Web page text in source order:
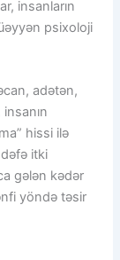
insanların
psixoloji
adətən,
hissi ilə
itki
gələn kədər
yöndə təsir